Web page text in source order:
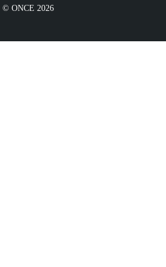
© ONCE 2026